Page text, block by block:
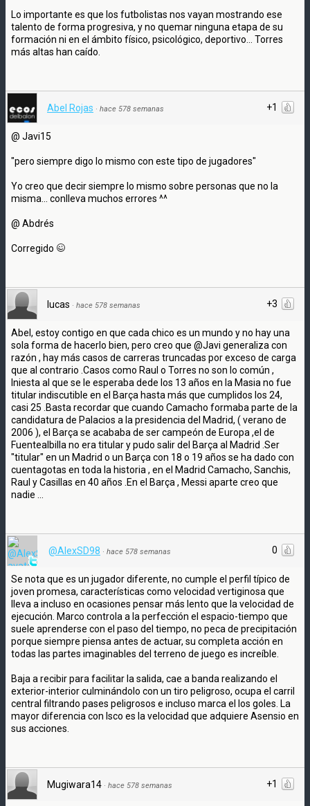
Lo importante es que los futbolistas nos vayan mostrando ese
talento de forma progresiva, y no quemar ninguna etapa de su
formación ni en el ámbito físico, psicológico, deportivo... Torres
más altas han caído.
+1
Abel Rojas · hace 578 semanas
@ Javi15
"pero siempre digo lo mismo con este tipo de jugadores"
Yo creo que decir siempre lo mismo sobre personas que no la
misma... conlleva muchos errores ^^
@ Abdrés
Corregido
+3
lucas · hace 578 semanas
Abel, estoy contigo en que cada chico es un mundo y no hay una
sola forma de hacerlo bien, pero creo que @Javi generaliza con
razón , hay más casos de carreras truncadas por exceso de carga
que al contrario .Casos como Raul o Torres no son lo común ,
Iniesta al que se le esperaba dede los 13 años en la Masia no fue
titular indiscutible en el Barça hasta más que cumplidos los 24,
casi 25 .Basta recordar que cuando Camacho formaba parte de la
candidatura de Palacios a la presidencia del Madrid, ( verano de
2006 ), el Barça se acababa de ser campeón de Europa ,el de
Fuentealbilla no era titular y pudo salir del Barça al Madrid .Ser
"titular" en un Madrid o un Barça con 18 o 19 años se ha dado con
cuentagotas en toda la historia , en el Madrid Camacho, Sanchis,
Raul y Casillas en 40 años .En el Barça , Messi aparte creo que
nadie ...
0
@AlexSD98 · hace 578 semanas
Se nota que es un jugador diferente, no cumple el perfil típico de
joven promesa, características como velocidad vertiginosa que
lleva a incluso en ocasiones pensar más lento que la velocidad de
ejecución. Marco controla a la perfección el espacio-tiempo que
suele aprenderse con el paso del tiempo, no peca de precipitación
porque siempre piensa antes de actuar, su completa acción en
todas las partes imaginables del terreno de juego es increíble.
Baja a recibir para facilitar la salida, cae a banda realizando el
exterior-interior culminándolo con un tiro peligroso, ocupa el carril
central filtrando pases peligrosos e incluso marca el los goles. La
mayor diferencia con Isco es la velocidad que adquiere Asensio en
sus acciones.
+1
Mugiwara14 · hace 578 semanas